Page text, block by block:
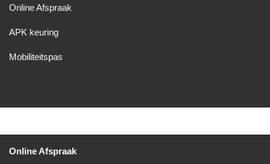
Online Afspraak
APK keuring
Mobiliteitspas
Online Afspraak